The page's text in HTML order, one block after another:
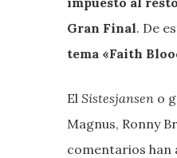
Gran Final. De
tema «Faith
El Sistesjansen o
Magnus, Ronny
comentarios han